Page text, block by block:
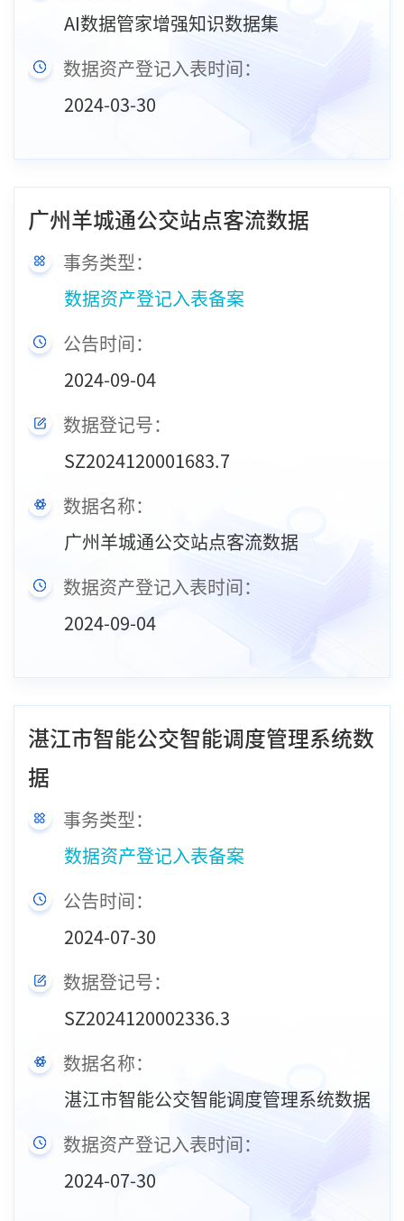
AI数据管家增强知识数据集
数据资产登记入表时间：
2024-03-30
广州羊城通公交站点客流数据
事务类型：
数据资产登记入表备案
公告时间：
2024-09-04
数据登记号：
SZ2024120001683.7
数据名称：
广州羊城通公交站点客流数据
数据资产登记入表时间：
2024-09-04
湛江市智能公交智能调度管理系统数
据
事务类型：
数据资产登记入表备案
公告时间：
2024-07-30
数据登记号：
SZ2024120002336.3
数据名称：
湛江市智能公交智能调度管理系统数据
数据资产登记入表时间：
2024-07-30